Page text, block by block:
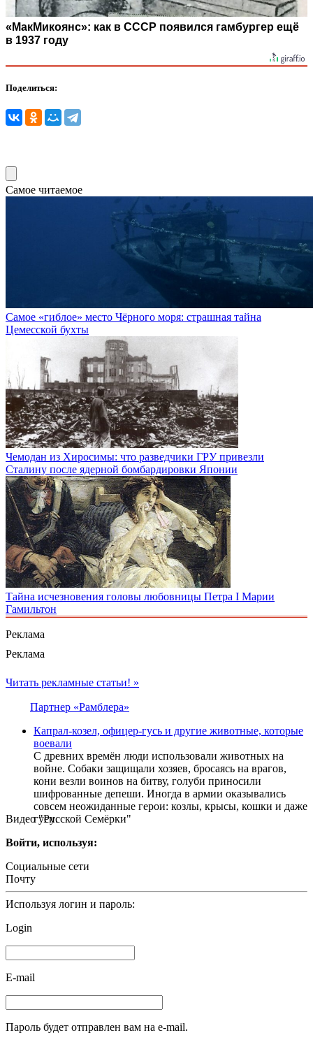
«МакМикоянс»: как в СССР появился гамбургер ещё
в 1937 году
Поделиться:
Самое читаемое
Самое «гиблое» место Чёрного моря: страшная тайна
Цемесской бухты
Чемодан из Хиросимы: что разведчики ГРУ привезли
Сталину после ядерной бомбардировки Японии
Тайна исчезновения головы любовницы Петра I Марии
Гамильтон
Реклама
Реклама
Видео "Русской Семёрки"
Читать рекламные статьи! »
Партнер «Рамблера»
Капрал-козел, офицер-гусь и другие животные, которые
воевали
С древних времён люди использовали животных на
войне. Собаки защищали хозяев, бросаясь на врагов,
кони везли воинов на битву, голуби приносили
шифрованные депеши. Иногда в армии оказывались
совсем неожиданные герои: козлы, крысы, кошки и даже
гуси.
Войти, используя:
Социальные сети
Почту
Используя логин и пароль:
Login
E-mail
Пароль будет отправлен вам на e-mail.